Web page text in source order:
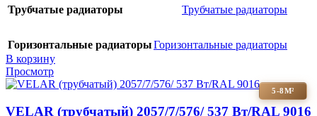
Трубчатые радиаторы Трубчатые радиаторы
Горизонтальные радиаторыГоризонтальные радиаторы
В корзину
Просмотр
5-8М²
VELAR (трубчатый) 2057/7/576/ 537 Bт/RAL 9016